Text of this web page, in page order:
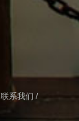
联系我们 /